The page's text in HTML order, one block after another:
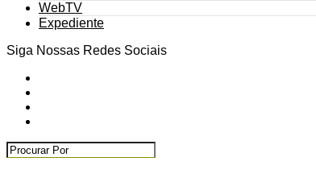
WebTV
Expediente
Siga Nossas Redes Sociais